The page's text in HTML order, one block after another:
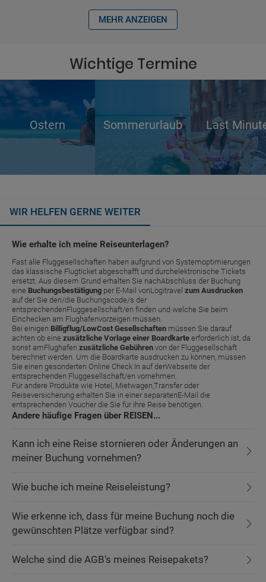
MEHR ANZEIGEN
Wichtige Termine
Ostern Sommerurlaub Last
WIR HELFEN GERNE WEITER
Wie erhalte ich meine Reiseunterlagen?
Fast alle Fluggesellschaften haben aufgrund von Systemoptimierungen
das klassische Flugticket abgeschafft und durchelektronische Tickets
ersetzt. Aus diesem Grund erhalten Sie nachAbschluss der Buchung
eine Buchungsbestätigung per E-Mail vonLogitravel zum Ausdrucken
auf der Sie den/die Buchungscode/s der
entsprechendenFluggesellschaft/en finden und welche Sie beim
Einchecken am Flughafenvorzeigen müssen.
Bei einigen Billigflug/LowCost Gesellschaften müssen Sie darauf
achten ob eine zusätzliche Vorlage einer Boardkarte erforderlich ist, da
sonst amFlughafen zusätzliche Gebühren von der Fluggesellschaft
berechnet werden. Um die Boardkarte ausdrucken zu können, müssen
Sie einen gesonderten Online Check In auf derWebseite der
entsprechenden Fluggesellschaft/en vornehmen.
Für andere Produkte wie Hotel, Mietwagen,Transfer oder
Reiseversicherung erhalten Sie in einer separatenE-Mail die
entsprechenden Voucher die Sie für Ihre Reise benötigen.
Andere häufige Fragen über REISEN...
Kann ich eine Reise stornieren oder Änderungen an
meiner Buchung vornehmen?
Wie buche ich meine Reiseleistung?
Wie erkenne ich, dass für meine Buchung noch die
gewünschten Plätze verfügbar sind?
Welche sind die AGB's meines Reisepakets?